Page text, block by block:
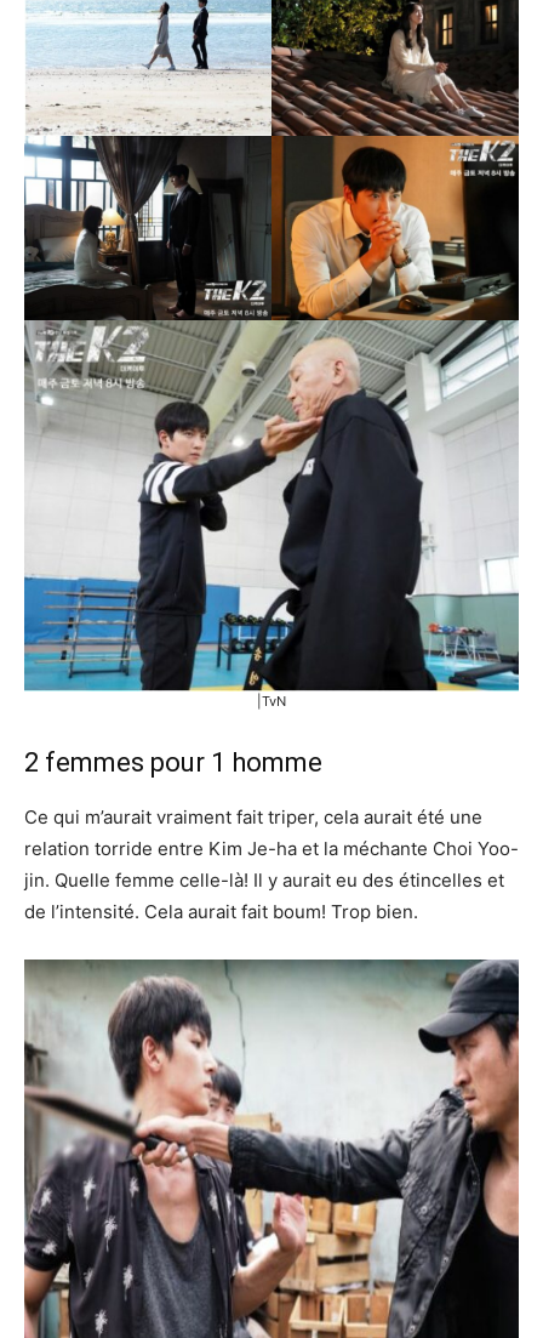
|TvN
2 femmes pour 1 homme
Ce qui m’aurait vraiment fait triper, cela aurait été une
relation torride entre Kim Je-ha et la méchante Choi Yoo-
jin. Quelle femme celle-là! Il y aurait eu des étincelles et
de l’intensité. Cela aurait fait boum! Trop bien.